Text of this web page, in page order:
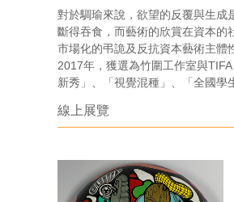
對於騆瑜來說，欲望的反覆與生成
斷得吞食，而藝術的欣賞在資本
市場化的弔詭及反抗資本藝術主體
2017年，獲選為竹圍工作室與
新秀」、「視覺混種」、「全國學
線上展覽